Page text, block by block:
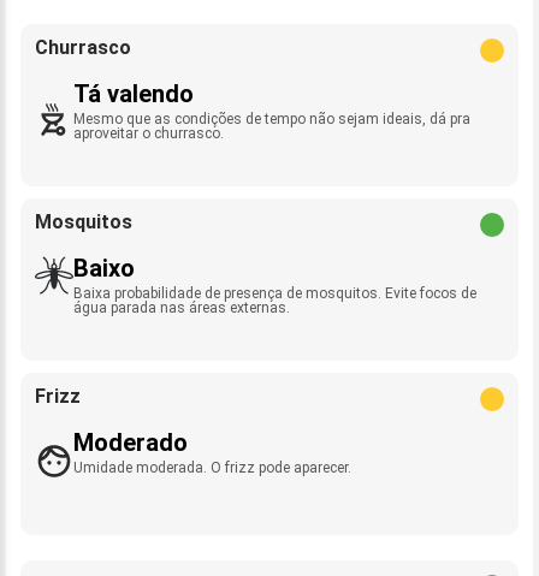
Churrasco
Tá valendo
Mesmo que as condições de tempo não sejam ideais, dá pra
aproveitar o churrasco.
Mosquitos
Baixo
Baixa probabilidade de presença de mosquitos. Evite focos de
água parada nas áreas externas.
Frizz
Moderado
Umidade moderada. O frizz pode aparecer.